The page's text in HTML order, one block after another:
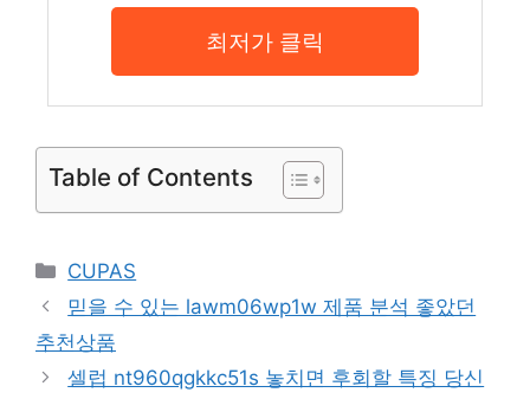
최저가 클릭
Table of Contents
Categories
CUPAS
믿을 수 있는 lawm06wp1w 제품 분석 좋았던
추천상품
셀럽 nt960qgkkc51s 놓치면 후회할 특징 당신